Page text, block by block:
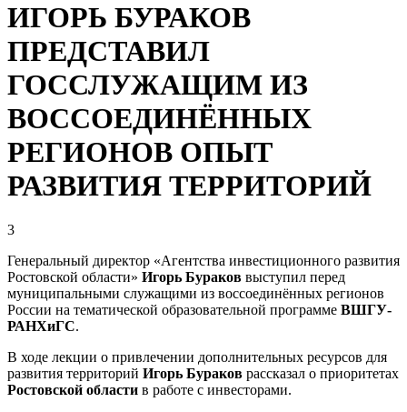
ИГОРЬ БУРАКОВ
ПРЕДСТАВИЛ
ГОССЛУЖАЩИМ ИЗ
ВОССОЕДИНЁННЫХ
РЕГИОНОВ ОПЫТ
РАЗВИТИЯ ТЕРРИТОРИЙ
3
Генеральный директор «Агентства инвестиционного развития
Ростовской области» Игорь Бураков выступил перед
муниципальными служащими из воссоединённых регионов
России на тематической образовательной программе ВШГУ-
РАНХиГС.
В ходе лекции о привлечении дополнительных ресурсов для
развития территорий Игорь Бураков рассказал о приоритетах
Ростовской области в работе с инвесторами.